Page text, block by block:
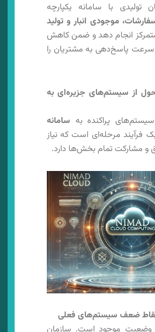
تولیدی با سامانه یکپارچه
موجودی انبار و تولید
انجام دهد و ضمن کاهش
سرعت پاسخ‌دهی به مشتریان را
تحول از سیستم‌های جزیره‌ای به
پراکنده به سامانه
فرآیند مرحله‌ای است که نیاز
و مشارکت تمام بخش‌ها دارد.